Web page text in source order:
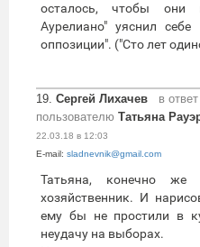
осталось, чтобы они
Аурелиано" уяснил
оппозиции". ("Сто лет
19. Сергей Лихачев
в ответ
пользователю Татьяна
22.03.18 в 12:03
E-mail: sladnevnik@gmail.com
Татьяна, конечно
хозяйственник. И
ему бы не простили в
неудачу на выборах.